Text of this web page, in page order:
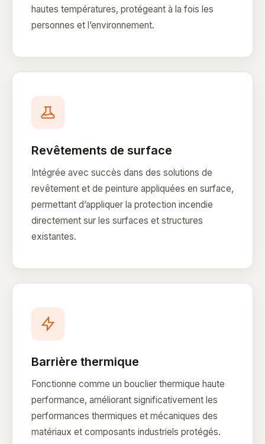
hautes températures, protégeant à la fois les
personnes et l’environnement.
Revêtements de surface
Intégrée avec succès dans des solutions de
revêtement et de peinture appliquées en surface,
permettant d’appliquer la protection incendie
directement sur les surfaces et structures
existantes.
Barrière thermique
Fonctionne comme un bouclier thermique haute
performance, améliorant significativement les
performances thermiques et mécaniques des
matériaux et composants industriels protégés.